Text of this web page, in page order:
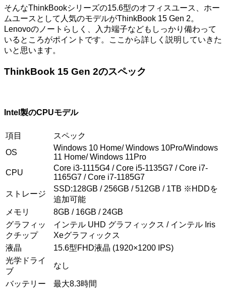
そんなThinkBookシリーズの15.6型のオフィスユース、ホー
ムユースとして人気のモデルがThinkBook 15 Gen 2。
Lenovoのノートらしく、入力端子などもしっかり備わって
いるところがポイントです。ここから詳しく説明していきた
いと思います。
ThinkBook 15 Gen 2のスペック
Intel製のCPUモデル
項目
スペック
OS
Windows 10 Home/ Windows 10Pro/Windows
11 Home/ Windows 11Pro
CPU
Core i3-1115G4 / Core i5-1135G7 / Core i7-
1165G7 / Core i7-1185G7
ストレージ
SSD:128GB / 256GB / 512GB / 1TB ※HDDを
追加可能
メモリ
8GB / 16GB / 24GB
グラフィッ
クチップ
インテル UHD グラフィックス / インテル Iris
Xeグラフィックス
液晶
15.6型FHD液晶 (1920×1200 IPS)
光学ドライ
ブ
なし
バッテリー
最大8.3時間